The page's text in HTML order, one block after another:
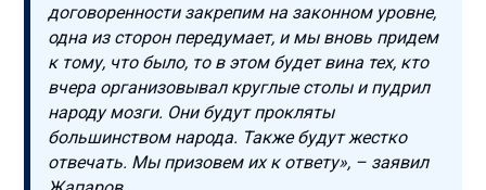
договоренности закрепим на законном уровне,
одна из сторон передумает, и мы вновь придем
к тому, что было, то в этом будет вина тех, кто
вчера организовывал круглые столы и пудрил
народу мозги. Они будут прокляты
большинством народа. Также будут жестко
отвечать. Мы призовем их к ответу», – заявил